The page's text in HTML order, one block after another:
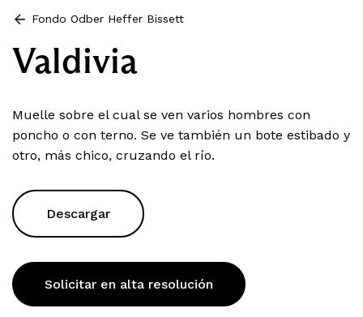
Fondo Odber Heffer Bissett
Valdivia
Muelle sobre el cual se ven varios hombres con
poncho o con terno. Se ve también un bote estibado y
otro, más chico, cruzando el río.
Descargar
Solicitar en alta resolución